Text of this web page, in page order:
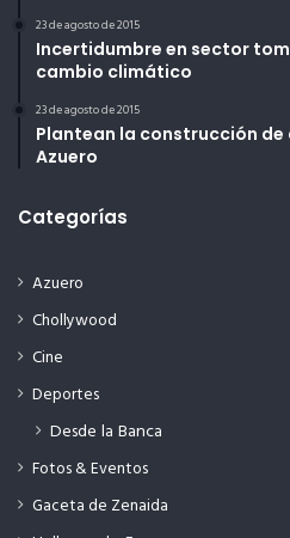
23 de agosto de 2015
Incertidumbre en sector
cambio climático
23 de agosto de 2015
Plantean la construcción de
Azuero
Categorías
Azuero
Chollywood
Cine
Deportes
Desde la Banca
Fotos & Eventos
Gaceta de Zenaida